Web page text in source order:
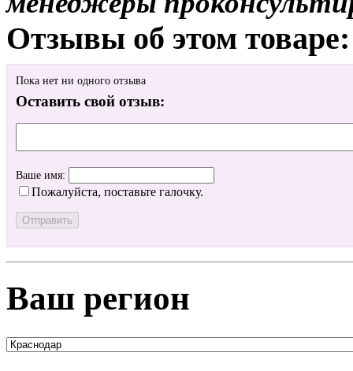
Отзывы об этом товаре:
Пока нет ни одного отзыва
Оставить свой отзыв:
Ваше имя:
Пожалуйста, поставьте галочку.
Ваш регион